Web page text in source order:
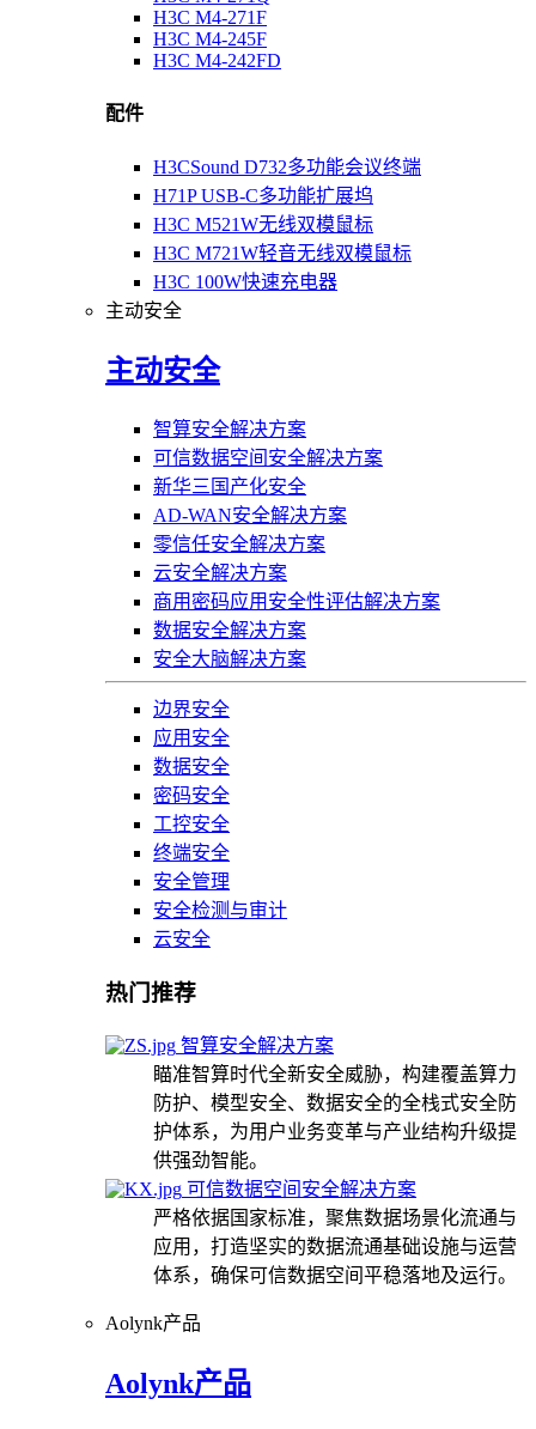
H3C M4-271F
H3C M4-245F
H3C M4-242FD
配件
H3CSound D732多功能会议终端
H71P USB-C多功能扩展坞
H3C M521W无线双模鼠标
H3C M721W轻音无线双模鼠标
H3C 100W快速充电器
主动安全
主动安全
智算安全解决方案
可信数据空间安全解决方案
新华三国产化安全
AD-WAN安全解决方案
零信任安全解决方案
云安全解决方案
商用密码应用安全性评估解决方案
数据安全解决方案
安全大脑解决方案
边界安全
应用安全
数据安全
密码安全
工控安全
终端安全
安全管理
安全检测与审计
云安全
热门推荐
智算安全解决方案
瞄准智算时代全新安全威胁，构建覆盖算力
防护、模型安全、数据安全的全栈式安全防
护体系，为用户业务变革与产业结构升级提
供强劲智能。
可信数据空间安全解决方案
严格依据国家标准，聚焦数据场景化流通与
应用，打造坚实的数据流通基础设施与运营
体系，确保可信数据空间平稳落地及运行。
Aolynk产品
Aolynk产品